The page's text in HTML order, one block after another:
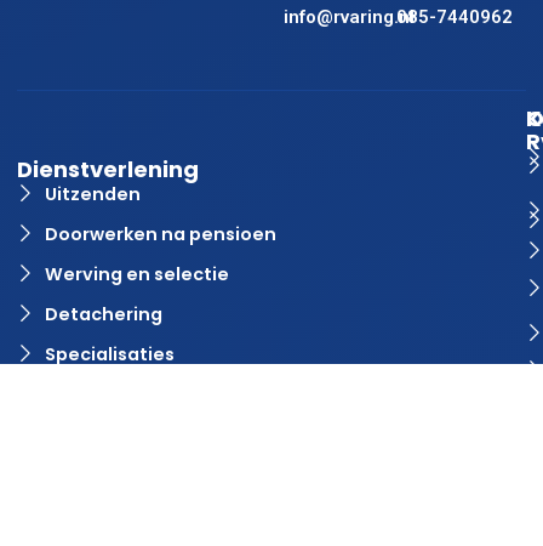
info@rvaring.nl085-7440962
Dienstverlening
Uitzenden
Doorwerken na pensioen
Werving en selectie
Detachering
Specialisaties